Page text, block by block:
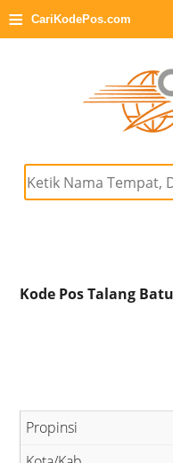
≡ CariKodePos.com
Kode Pos Talang